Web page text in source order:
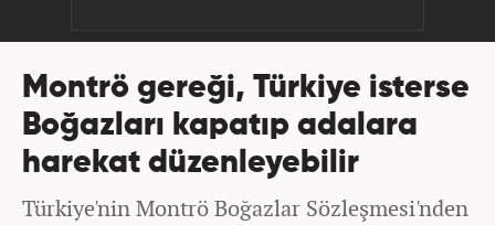
Montrö gereği, Türkiye isterse
Boğazları kapatıp adalara
harekat düzenleyebilir
Türkiye'nin Montrö Boğazlar Sözleşmesi'nden